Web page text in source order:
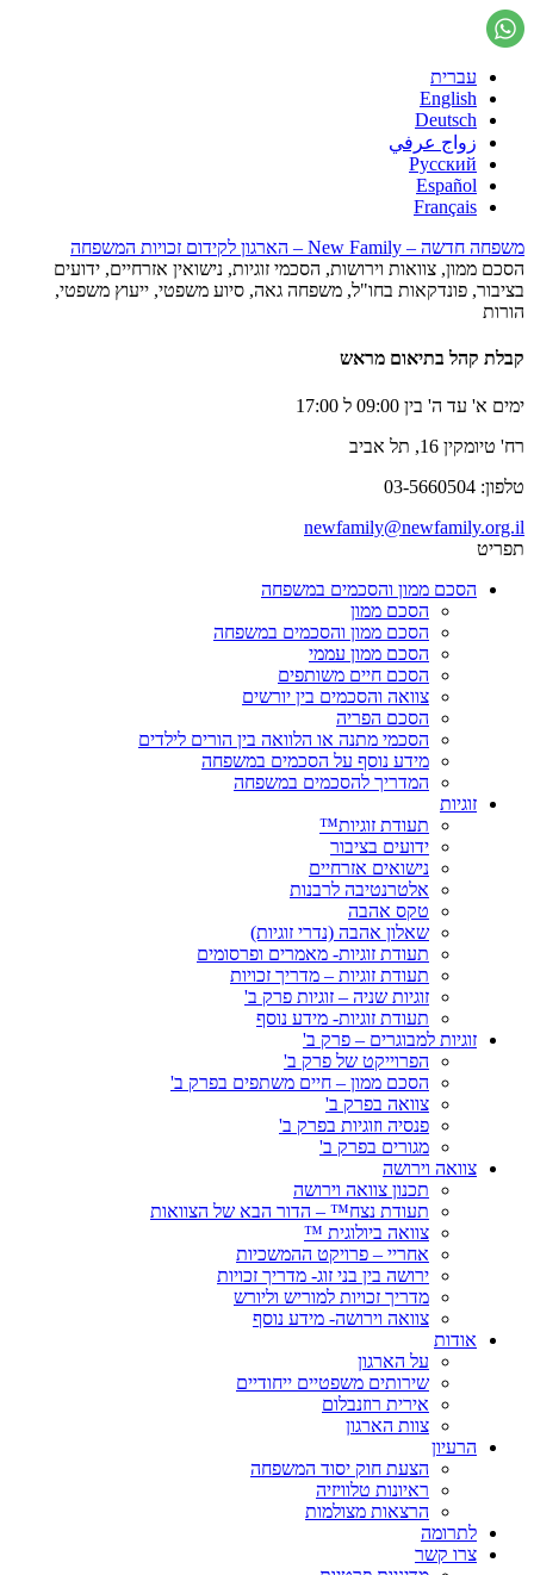
עברית
English
Deutsch
زواج عرفي
Русский
Español
Français
משפחה חדשה – New Family – הארגון לקידום זכויות המשפחה
הסכם ממון, צוואות וירושות, הסכמי זוגיות, נישואין אזרחיים, ידועים
בציבור, פונדקאות בחו"ל, משפחה גאה, סיוע משפטי, ייעוץ משפטי,
הורות
קבלת קהל בתיאום מראש
ימים א' עד ה' בין 09:00 ל 17:00
רח' טיומקין 16, תל אביב
טלפון: 03-5660504
newfamily@newfamily.org.il
תפריט
הסכם ממון והסכמים במשפחה
הסכם ממון
הסכם ממון והסכמים במשפחה
הסכם ממון עממי
הסכם חיים משותפים
צוואה והסכמים בין יורשים
הסכם הפריה
הסכמי מתנה או הלוואה בין הורים לילדים
מידע נוסף על הסכמים במשפחה
המדריך להסכמים במשפחה
זוגיות
תעודת זוגיות™
ידועים בציבור
נישואים אזרחיים
אלטרנטיבה לרבנות
טקס אהבה
שאלון אהבה (נדרי זוגיות)
תעודת זוגיות- מאמרים ופרסומים
תעודת זוגיות – מדריך זכויות
זוגיות שניה – זוגיות פרק ב'
תעודת זוגיות- מידע נוסף
זוגיות למבוגרים – פרק ב'
הפרוייקט של פרק ב'
הסכם ממון – חיים משתפים בפרק ב'
צוואה בפרק ב'
פנסיה וזוגיות בפרק ב'
מגורים בפרק ב'
צוואה וירושה
תכנון צוואה וירושה
תעודת נצח™ – הדור הבא של הצוואות
צוואה ביולוגית ™
אחריי – פרויקט ההמשכיות
ירושה בין בני זוג- מדריך זכויות
מדריך זכויות למוריש וליורש
צוואה וירושה- מידע נוסף
אודות
על הארגון
שירותים משפטיים ייחודיים
אירית רוזנבלום
צוות הארגון
הרעיון
הצעת חוק יסוד המשפחה
ראיונות טלוויזיה
הרצאות מצולמות
לתרומה
צרו קשר